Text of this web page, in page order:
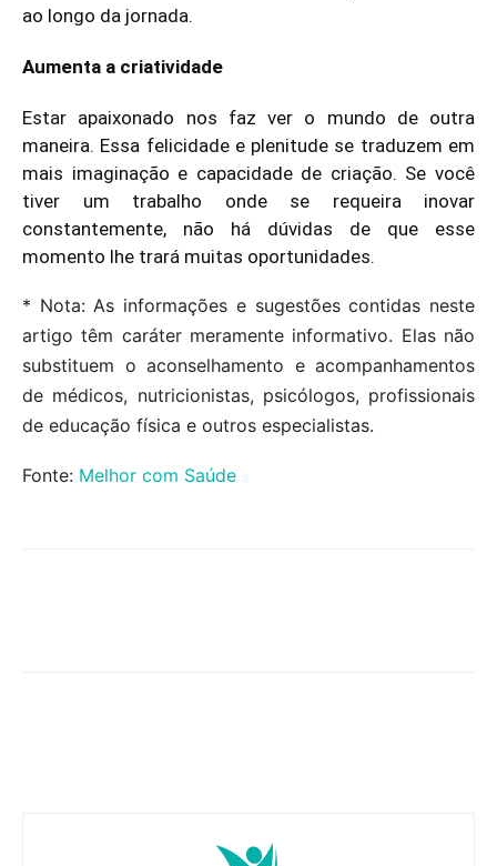
ao longo da jornada.
Aumenta a criatividade
Estar apaixonado nos faz ver o mundo de outra
maneira. Essa felicidade e plenitude se traduzem em
mais imaginação e capacidade de criação. Se você
tiver um trabalho onde se requeira inovar
constantemente, não há dúvidas de que esse
momento lhe trará muitas oportunidades.
* Nota: As informações e sugestões contidas neste
artigo têm caráter meramente informativo. Elas não
substituem o aconselhamento e acompanhamentos
de médicos, nutricionistas, psicólogos, profissionais
de educação física e outros especialistas.
Fonte: Melhor com Saúde